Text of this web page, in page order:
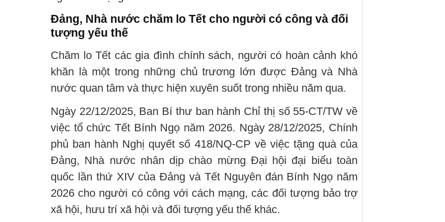
Đảng, Nhà nước chăm lo Tết cho người có công và đối
tượng yếu thế
Chăm lo Tết các gia đình chính sách, người có hoàn cảnh khó
khăn là một trong những chủ trương lớn được Đảng và Nhà
nước quan tâm và thực hiện xuyên suốt trong nhiều năm qua.
Ngày 22/12/2025, Ban Bí thư ban hành Chỉ thị số 55-CT/TW về
việc tổ chức Tết Bính Ngọ năm 2026. Ngày 28/12/2025, Chính
phủ ban hành Nghị quyết số 418/NQ-CP về việc tặng quà của
Đảng, Nhà nước nhân dịp chào mừng Đại hội đại biểu toàn
quốc lần thứ XIV của Đảng và Tết Nguyên đán Bính Ngọ năm
2026 cho người có công với cách mạng, các đối tượng bảo trợ
xã hội, hưu trí xã hội và đối tượng yếu thế khác.